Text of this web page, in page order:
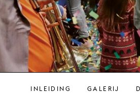
INLEIDING GALERIJ